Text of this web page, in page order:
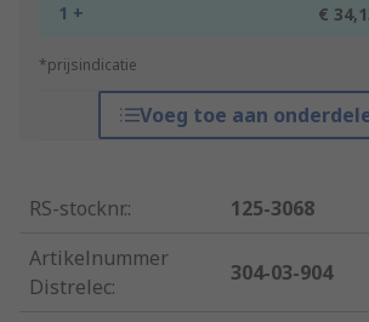
1 + €
*prijsindicatie
Voeg toe aan
RS-stocknr.:
125-3068
Artikelnummer
Distrelec:
304-03-904